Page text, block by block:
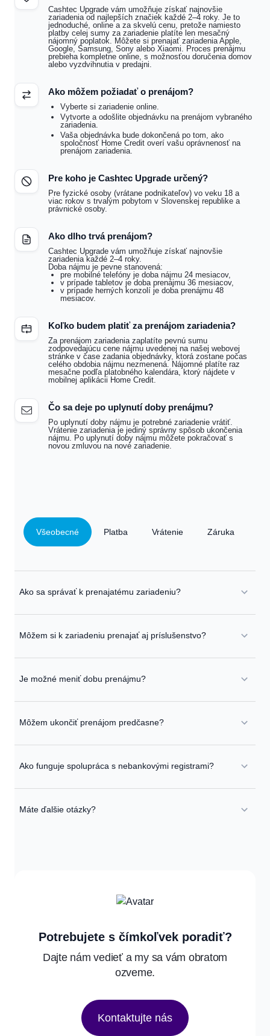
Cashtec Upgrade vám umožňuje získať najnovšie
zariadenia od najlepších značiek každé 2–4 roky. Je to
jednoduché, online a za skvelú cenu, pretože namiesto
platby celej sumy za zariadenie platíte len mesačný
nájomný poplatok. Môžete si prenajať zariadenia Apple,
Google, Samsung, Sony alebo Xiaomi. Proces prenájmu
prebieha kompletne online, s možnosťou doručenia domov
alebo vyzdvihnutia v predajni.
Ako môžem požiadať o prenájom?
Vyberte si zariadenie online.
Vytvorte a odošlite objednávku na prenájom vybraného
zariadenia.
Vaša objednávka bude dokončená po tom, ako
spoločnosť Home Credit overí vašu oprávnenosť na
prenájom zariadenia.
Pre koho je Cashtec Upgrade určený?
Pre fyzické osoby (vrátane podnikateľov) vo veku 18 a
viac rokov s trvalým pobytom v Slovenskej republike a
právnické osoby.
Ako dlho trvá prenájom?
Cashtec Upgrade vám umožňuje získať najnovšie
zariadenia každé 2–4 roky.
Doba nájmu je pevne stanovená:
pre mobilné telefóny je doba nájmu 24 mesiacov,
v prípade tabletov je doba prenájmu 36 mesiacov,
v prípade herných konzolí je doba prenájmu 48
mesiacov.
Koľko budem platiť za prenájom zariadenia?
Za prenájom zariadenia zaplatíte pevnú sumu
zodpovedajúcu cene nájmu uvedenej na našej webovej
stránke v čase zadania objednávky, ktorá zostane počas
celého obdobia nájmu nezmenená. Nájomné platíte raz
mesačne podľa platobného kalendára, ktorý nájdete v
mobilnej aplikácii Home Credit.
Čo sa deje po uplynutí doby prenájmu?
Po uplynutí doby nájmu je potrebné zariadenie vrátiť.
Vrátenie zariadenia je jediný správny spôsob ukončenia
nájmu. Po uplynutí doby nájmu môžete pokračovať s
novou zmluvou na nové zariadenie.
Všeobecné Platba Vrátenie Záruka
Ako sa správať k prenajatému zariadeniu?
Môžem si k zariadeniu prenajať aj príslušenstvo?
Je možné meniť dobu prenájmu?
Môžem ukončiť prenájom predčasne?
Ako funguje spolupráca s nebankovými registrami?
Máte ďalšie otázky?
Potrebujete s čímkoľvek poradiť?
Dajte nám vedieť a my sa vám obratom
ozveme.
Kontaktujte nás